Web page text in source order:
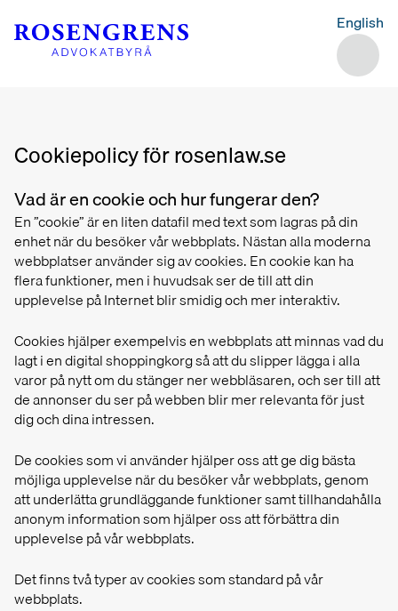
English
Cookiepolicy för rosenlaw.se
Vad är en cookie och hur fungerar den?
En ”cookie” är en liten datafil med text som lagras på din
enhet när du besöker vår webbplats. Nästan alla moderna
webbplatser använder sig av cookies. En cookie kan ha
flera funktioner, men i huvudsak ser de till att din
upplevelse på Internet blir smidig och mer interaktiv.
Cookies hjälper exempelvis en webbplats att minnas vad du
lagt i en digital shoppingkorg så att du slipper lägga i alla
varor på nytt om du stänger ner webbläsaren, och ser till att
de annonser du ser på webben blir mer relevanta för just
dig och dina intressen.
De cookies som vi använder hjälper oss att ge dig bästa
möjliga upplevelse när du besöker vår webbplats, genom
att underlätta grundläggande funktioner samt tillhandahålla
anonym information som hjälper oss att förbättra din
upplevelse på vår webbplats.
Det finns två typer av cookies som standard på vår
webbplats.